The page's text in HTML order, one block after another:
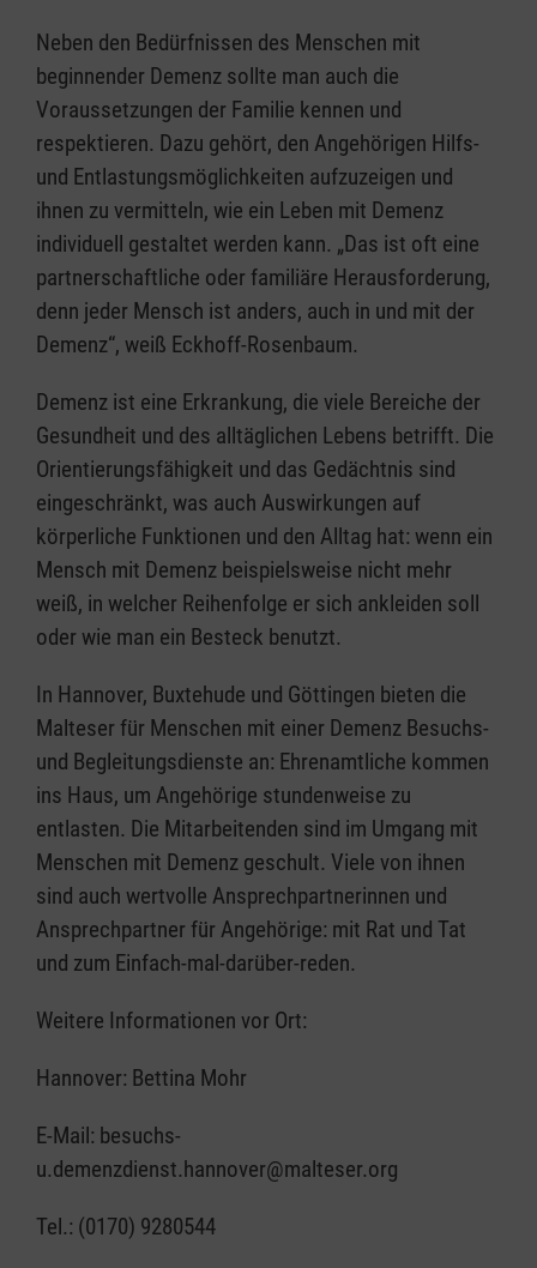
Neben den Bedürfnissen des Menschen mit
beginnender Demenz sollte man auch die
Voraussetzungen der Familie kennen und
respektieren. Dazu gehört, den Angehörigen Hilfs-
und Entlastungsmöglichkeiten aufzuzeigen und
ihnen zu vermitteln, wie ein Leben mit Demenz
individuell gestaltet werden kann. „Das ist oft eine
partnerschaftliche oder familiäre Herausforderung,
denn jeder Mensch ist anders, auch in und mit der
Demenz“, weiß Eckhoff-Rosenbaum.
Demenz ist eine Erkrankung, die viele Bereiche der
Gesundheit und des alltäglichen Lebens betrifft. Die
Orientierungsfähigkeit und das Gedächtnis sind
eingeschränkt, was auch Auswirkungen auf
körperliche Funktionen und den Alltag hat: wenn ein
Mensch mit Demenz beispielsweise nicht mehr
weiß, in welcher Reihenfolge er sich ankleiden soll
oder wie man ein Besteck benutzt.
In Hannover, Buxtehude und Göttingen bieten die
Malteser für Menschen mit einer Demenz Besuchs-
und Begleitungsdienste an: Ehrenamtliche kommen
ins Haus, um Angehörige stundenweise zu
entlasten. Die Mitarbeitenden sind im Umgang mit
Menschen mit Demenz geschult. Viele von ihnen
sind auch wertvolle Ansprechpartnerinnen und
Ansprechpartner für Angehörige: mit Rat und Tat
und zum Einfach-mal-darüber-reden.
Weitere Informationen vor Ort:
Hannover: Bettina Mohr
E-Mail: besuchs-
u.demenzdienst.hannover@malteser.org
Tel.: (0170) 9280544